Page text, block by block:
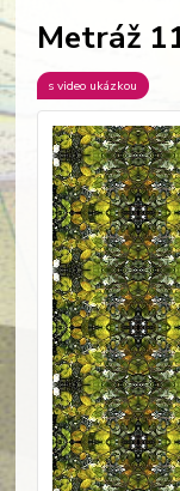
Metráž
s video ukázkou